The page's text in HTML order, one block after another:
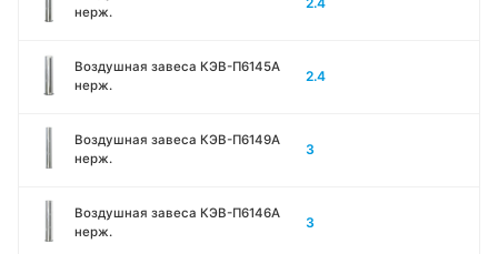
нерж.
Воздушная завеса КЭВ-П6145A
нерж.
2.4
Воздушная завеса КЭВ-П6149A
нерж.
3
Воздушная завеса КЭВ-П6146A
нерж.
3